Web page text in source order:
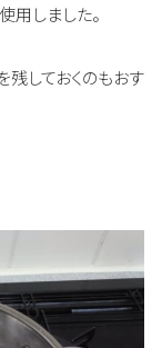
用しました。
しておくのもおす